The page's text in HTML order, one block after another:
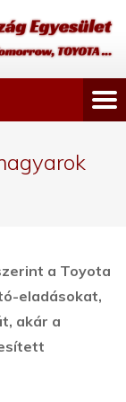
a Toyota
eladásokat,
akár a